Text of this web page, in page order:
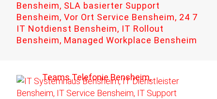
Bensheim, SLA basierter Support
Bensheim, Vor Ort Service Bensheim, 24 7
IT Notdienst Bensheim, IT Rollout
Bensheim, Managed Workplace Bensheim